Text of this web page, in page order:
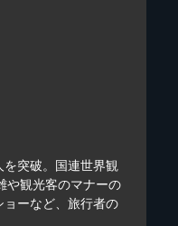
突破。国連世界観
や観光客のマナーの
ーなど、旅行者の